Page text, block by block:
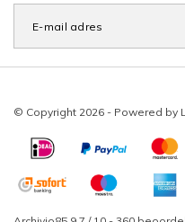
© Copyright 2026 - Powered by